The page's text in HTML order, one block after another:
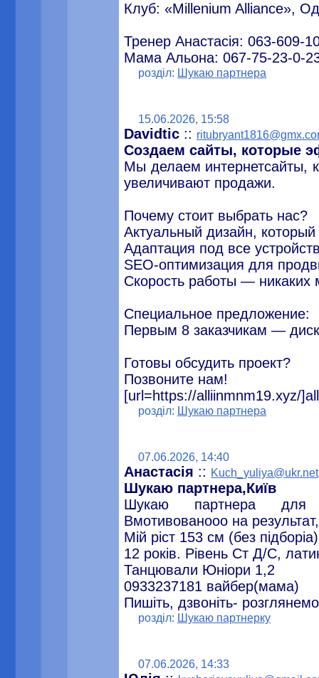
Клуб: «Millenium Alliance»,
Тренер Анастасія: 063-609-
Мама Альона: 067-75-23-0-
розділ: Шукаю партнера
15.06.2026, 15:58
Davidtic ::
Создаем сайты, которые
Мы делаем интернетсайты,
увеличивают продажи.
Почему стоит выбрать нас?
Актуальный дизайн,
Адаптация под все
SEO-оптимизация для
Скорость работы — никаких
Специальное предложение:
Первым 8 заказчикам —
Готовы обсудить проект?
Позвоните нам!
[url=https://alliinmnm19.xyz/
розділ: Шукаю партнера
07.06.2026, 14:40
Анастасія :: Kuch_yuliya@ukr.net
Шукаю партнера,Київ
Шукаю партнера для
Вмотивованооо на
Мій ріст 153 см (без підборіа)
12 років. Рівень Ст Д/С,
Танцювали Юніори 1,2
0933237181 вайбер(мама)
Пишіть, дзвоніть- розглянемо
розділ: Шукаю партнерку
07.06.2026, 14:33